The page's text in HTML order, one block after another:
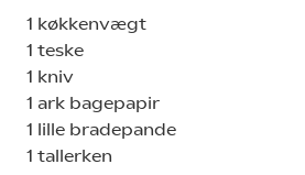
1 køkkenvægt
1 teske
1 kniv
1 ark bagepapir
1 lille bradepande
1 tallerken